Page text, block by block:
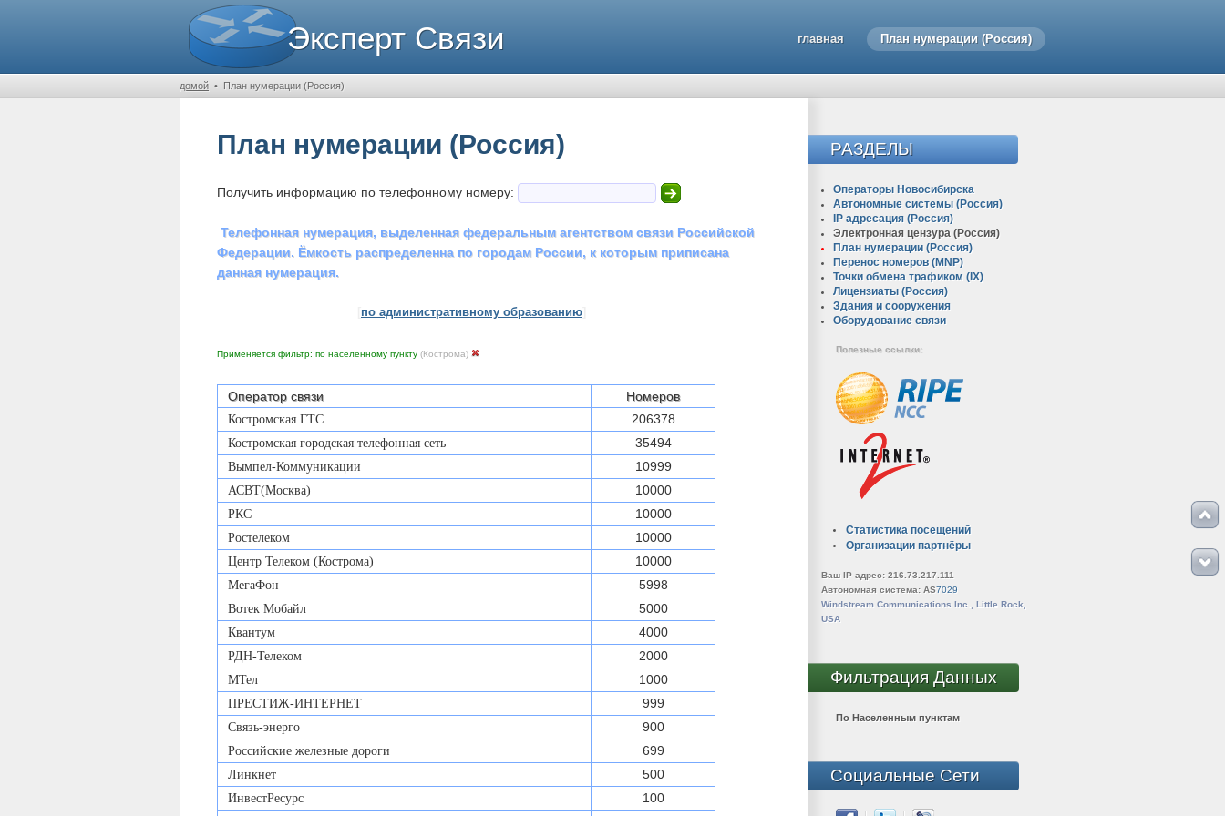
Эксперт Связи главная План нумерации (Россия)
домой • План нумерации (Россия)
План нумерации (Россия)
Получить информацию по телефонному номеру:
Телефонная нумерация, выделенная федеральным агентством связи Российской
Федерации. Ёмкость распределенна по городам России, к которым приписана
данная нумерация.
по административному образованию
Применяется фильтр: по населенному пункту (Кострома)
Оператор связи Номеров
Костромская ГТС 206378
Костромская городская телефонная сеть 35494
Вымпел-Коммуникации 10999
АСВТ(Москва) 10000
РКС 10000
Ростелеком 10000
Центр Телеком (Кострома) 10000
МегаФон 5998
Вотек Мобайл 5000
Квантум 4000
РДН-Телеком 2000
МТел 1000
ПРЕСТИЖ-ИНТЕРНЕТ 999
Связь-энерго 900
Российские железные дороги 699
Линкнет 500
ИнвестРесурс 100
РАЗДЕЛЫ
Операторы Новосибирска
Автономные системы (Россия)
IP адресация (Россия)
Электронная цензура (Россия)
План нумерации (Россия)
Перенос номеров (MNP)
Точки обмена трафиком (IX)
Лицензиаты (Россия)
Здания и сооружения
Оборудование связи
Полезные ссылки:
Статистика посещений
Организации партнёры
Ваш IP адрес: 216.73.217.111
Автономная система: AS7029
Windstream Communications Inc., Little Rock,
USA
Фильтрация Данных
По Населенным пунктам
Социальные Сети